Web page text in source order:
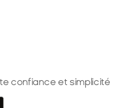
confiance et simplicité